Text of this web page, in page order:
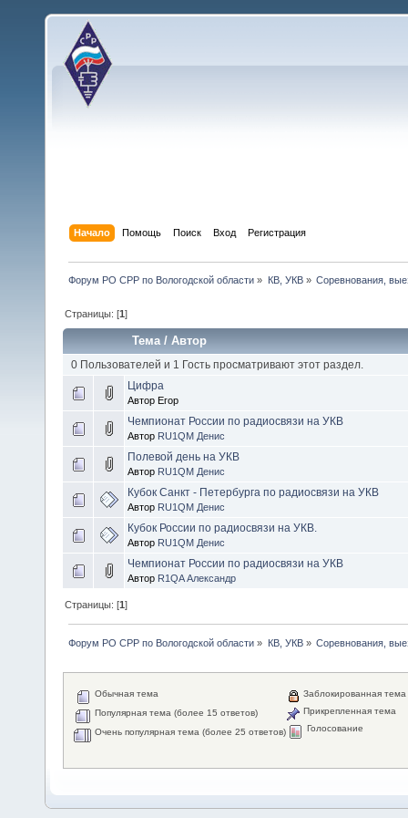
Начало Помощь Поиск Вход Регистрация
Форум РО СРР по Вологодской области » КВ, УКВ» Соревнования,
Страницы: [1]
Тема/Автор
0 Пользователей и 1 Гость просматривают этот раздел.
Цифра
Автор Егор
Чемпионат России по радиосвязи на УКВ
Автор RU1QM Денис
Полевой день на УКВ
Автор RU1QM Денис
Кубок Санкт - Петербурга по радиосвязи на УКВ
Автор RU1QM Денис
Кубок России по радиосвязи на УКВ.
Автор RU1QM Денис
Чемпионат России по радиосвязи на УКВ
Автор R1QA Александр
Страницы: [1]
Форум РО СРР по Вологодской области » КВ, УКВ» Соревнования,
Обычная тема
Популярная тема (более 15 ответов)
Очень популярная тема (более 25 ответов)
Заблокированная тема
Прикрепленная тема
Голосование